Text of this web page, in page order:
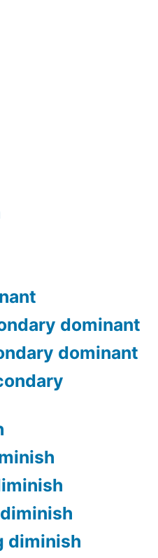
dominant
dominant
diminish